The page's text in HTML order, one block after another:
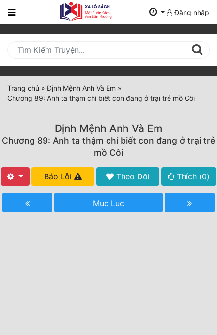
Trang
Mới
Cập
Nhật
(current)
Truyện Mới Ra
Hoàn Thành
Đăng nhập
Trang chủ »Định Mệnh Anh Và Em »
Chương 89: Anh ta thậm chí biết con đang ở trại trẻ mồ Côi
Định Mệnh Anh Và Em
Chương 89: Anh ta thậm chí biết con đang ở trại trẻ
mồ Côi
Báo Lỗi Theo Dõi Thích (0)
Mục Lục